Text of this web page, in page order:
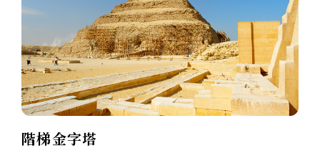
階梯金字塔